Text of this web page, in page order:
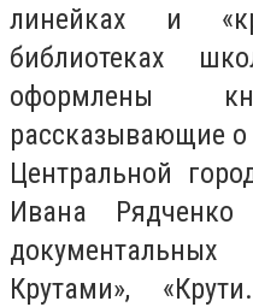
линейках и
библиотеках
оформлены
рассказывающие о
Центральной
Ивана Рядченко
Крутами»,